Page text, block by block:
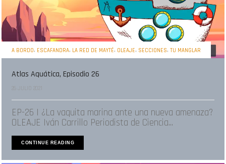
A BORDO, ESCAFANDRA, LA RED DE MAYTÉ, OLEAJE, SECCIONES, TU MANGLAR
Atlas Aquática, Episodio 26
26 JULIO 2021
EP-26 | ¿La vaquita marina ante una nueva amenaza?
OLEAJE Iván Carrillo Periodista de Ciencia...
CONTINUE READING